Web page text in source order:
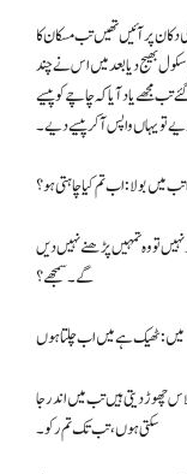
دکان پر آئیں تھیں تب مسکان کا
سکول بھیج دیا بعد میں اس نے چند
تب مجھے یاد آیا کہ چاچے کو پیسے
تو یہاں واپس آکر پیسے دیے۔
تب میں بولا: اب تم کیا چاہتی ہو؟
تو وہ تمہیں پڑھنے نہیں دیں
گے۔ سمجھے؟
میں: ٹھیک ہے میں اب چلتا ہوں
چھوڑ دیتی ہیں تب میں اندر جا
سکتی ہوں، تب تک تم رکو۔